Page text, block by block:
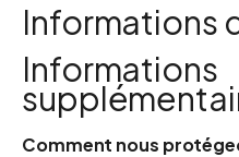
Informations
Informations
Comment nous